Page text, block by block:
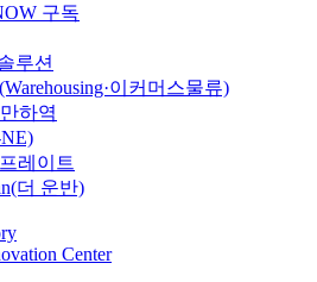
구독
루션
이커머스물류)
하역
레이트
더 운반)
Center